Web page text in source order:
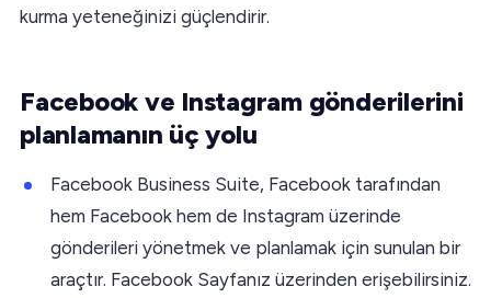
kurma yeteneğinizi güçlendirir.
Facebook ve Instagram gönderilerini
planlamanın üç yolu
Facebook Business Suite, Facebook tarafından
hem Facebook hem de Instagram üzerinde
gönderileri yönetmek ve planlamak için sunulan bir
araçtır. Facebook Sayfanız üzerinden erişebilirsiniz.